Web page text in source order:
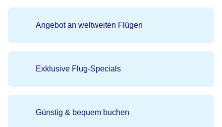
Angebot an weltweiten Flügen
Exklusive Flug-Specials
Günstig & bequem buchen